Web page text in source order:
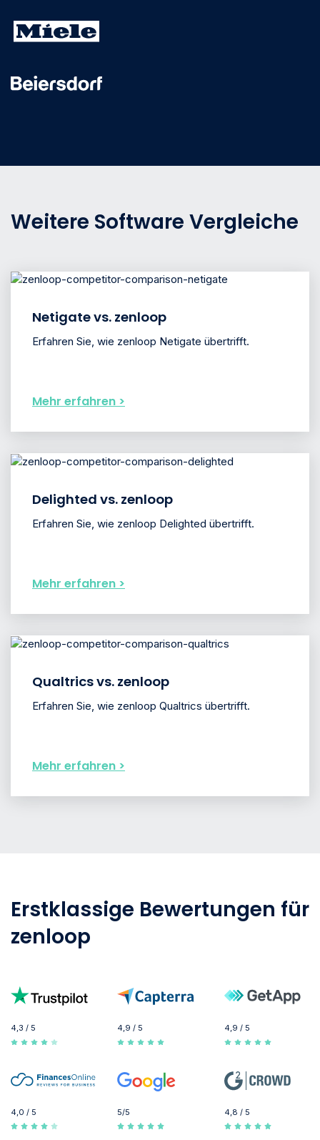
Weitere Software Vergleiche
Netigate vs. zenloop
Erfahren Sie, wie zenloop Netigate übertrifft.
Mehr erfahren >
Delighted vs. zenloop
Erfahren Sie, wie zenloop Delighted übertrifft.
Mehr erfahren >
Qualtrics vs. zenloop
Erfahren Sie, wie zenloop Qualtrics übertrifft.
Mehr erfahren >
Erstklassige Bewertungen für
zenloop
4,3 / 5 4,9 / 5 4,9 / 5
4,0 / 5 5/5 4,8 / 5